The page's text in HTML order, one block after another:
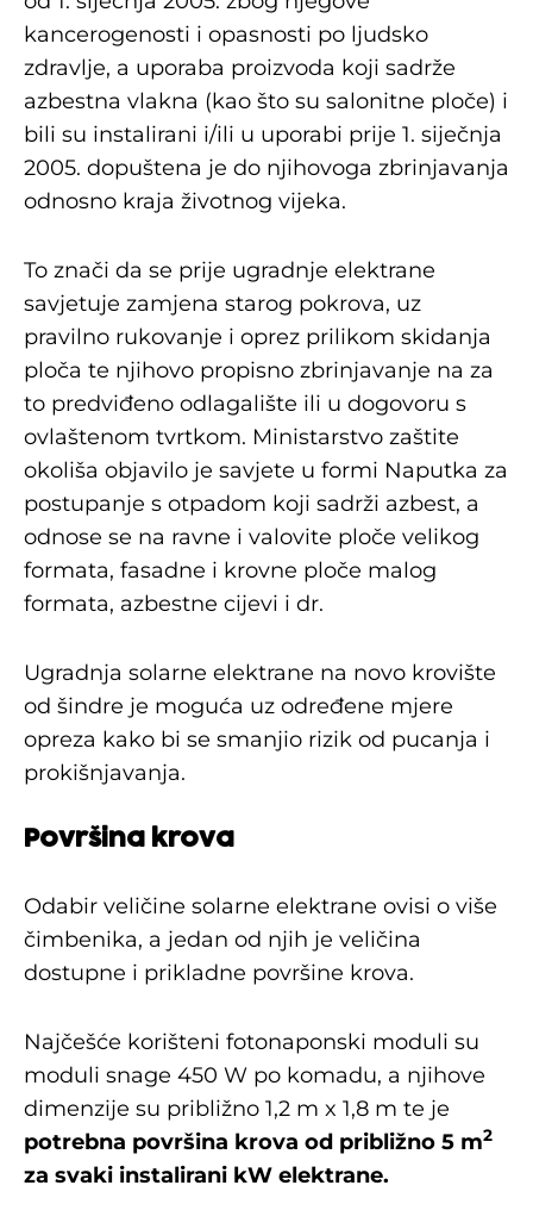
kancerogenosti i opasnosti po ljudsko
zdravlje, a uporaba proizvoda koji sadrže
azbestna vlakna (kao što su salonitne ploče) i
bili su instalirani i/ili u uporabi prije 1. siječnja
2005. dopuštena je do njihovoga zbrinjavanja
odnosno kraja životnog vijeka.
To znači da se prije ugradnje elektrane
savjetuje zamjena starog pokrova, uz
pravilno rukovanje i oprez prilikom skidanja
ploča te njihovo propisno zbrinjavanje na za
to predviđeno odlagalište ili u dogovoru s
ovlaštenom tvrtkom. Ministarstvo zaštite
okoliša objavilo je savjete u formi Naputka za
postupanje s otpadom koji sadrži azbest, a
odnose se na ravne i valovite ploče velikog
formata, fasadne i krovne ploče malog
formata, azbestne cijevi i dr.
Ugradnja solarne elektrane na novo krovište
od šindre je moguća uz određene mjere
opreza kako bi se smanjio rizik od pucanja i
prokišnjavanja.
Površina krova
Odabir veličine solarne elektrane ovisi o više
čimbenika, a jedan od njih je veličina
dostupne i prikladne površine krova.
Najčešće korišteni fotonaponski moduli su
moduli snage 450 W po komadu, a njihove
dimenzije su približno 1,2 m x 1,8 m te je
potrebna površina krova od približno 5 m2
za svaki instalirani kW elektrane.